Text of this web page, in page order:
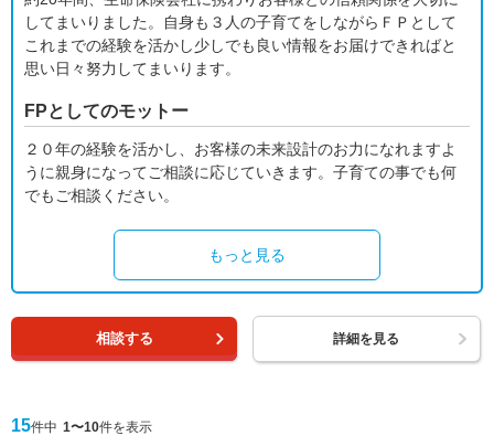
してまいりました。自身も３人の子育てをしながらＦＰとして
これまでの経験を活かし少しでも良い情報をお届けできればと
思い日々努力してまいります。
FPとしてのモットー
２０年の経験を活かし、お客様の未来設計のお力になれますよ
うに親身になってご相談に応じていきます。子育ての事でも何
でもご相談ください。
もっと見る
相談する 詳細を見る
15件中 1〜10件を表示